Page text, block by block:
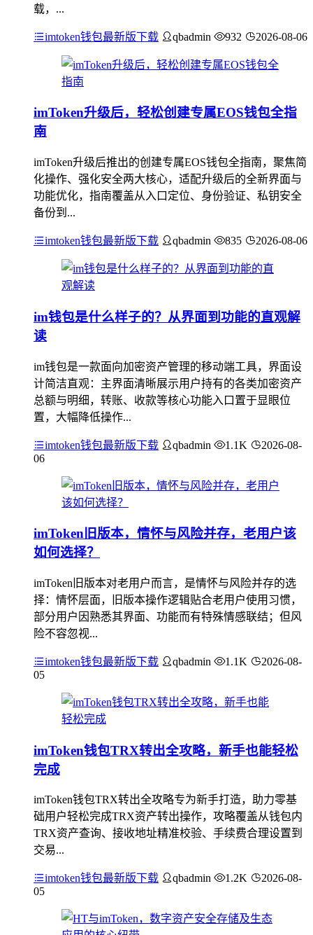
载，...
imtoken钱包最新版下载 qbadmin 932 2026-08-06
imToken升级后，轻松创建专属EOS钱包全指
南
imToken升级后推出的创建专属EOS钱包全指南，聚焦简
化操作、强化安全两大核心，适配升级后的全新界面与
功能优化，指南覆盖从入口定位、身份验证、私钥安全
备份到...
imtoken钱包最新版下载 qbadmin 835 2026-08-06
im钱包是什么样子的？从界面到功能的直观解
读
im钱包是一款面向加密资产管理的移动端工具，界面设
计简洁直观：主界面清晰展示用户持有的各类加密资产
总额与明细，转账、收款等核心功能入口置于显眼位
置，大幅降低操作...
imtoken钱包最新版下载 qbadmin 1.1K
2026-08-
06
imToken旧版本，情怀与风险并存，老用户该
如何选择？
imToken旧版本对老用户而言，是情怀与风险并存的选
择：情怀层面，旧版本操作逻辑贴合老用户使用习惯，
部分用户因熟悉其界面、功能而有特殊情感联结；但风
险不容忽视...
imtoken钱包最新版下载 qbadmin 1.1K
2026-08-
05
imToken钱包TRX转出全攻略，新手也能轻松
完成
imToken钱包TRX转出全攻略专为新手打造，助力零基
础用户轻松完成TRX资产转出操作，攻略覆盖从钱包内
TRX资产查询、接收地址精准校验、手续费合理设置到
交易...
imtoken钱包最新版下载 qbadmin 1.2K
2026-08-
05